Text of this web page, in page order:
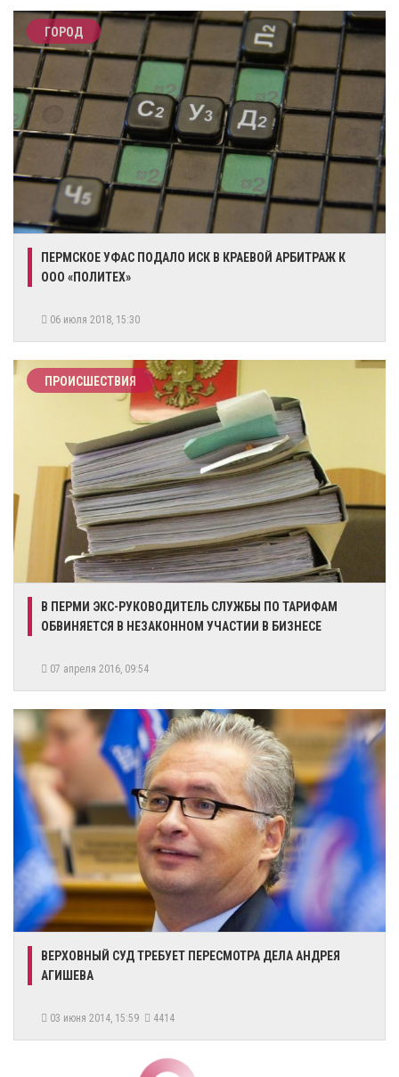
ГОРОД
ПЕРМСКОЕ УФАС ПОДАЛО ИСК В КРАЕВОЙ АРБИТРАЖ К
ООО «ПОЛИТЕХ»
06 июля 2018, 15:30
ПРОИСШЕСТВИЯ
В ПЕРМИ ЭКС-РУКОВОДИТЕЛЬ СЛУЖБЫ ПО ТАРИФАМ
ОБВИНЯЕТСЯ В НЕЗАКОННОМ УЧАСТИИ В БИЗНЕСЕ
07 апреля 2016, 09:54
ВЕРХОВНЫЙ СУД ТРЕБУЕТ ПЕРЕСМОТРА ДЕЛА АНДРЕЯ
АГИШЕВА
03 июня 2014, 15:59 4414